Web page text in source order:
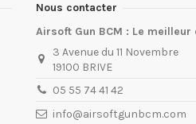
Nous contacter
Airsoft Gun BCM : Le
3 Avenue du 11 Novembre
19100 BRIVE
05 55 74 41 42
info@airsoftgunbcm.com